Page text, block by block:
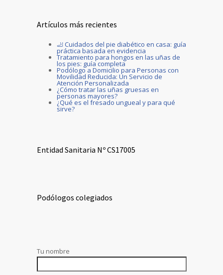
Artículos más recientes
🦶 Cuidados del pie diabético en casa: guía
práctica basada en evidencia
Tratamiento para hongos en las uñas de
los pies: guía completa
Podólogo a Domicilio para Personas con
Movilidad Reducida: Un Servicio de
Atención Personalizada
¿Cómo tratar las uñas gruesas en
personas mayores?
¿Qué es el fresado ungueal y para qué
sirve?
Entidad Sanitaria Nº CS17005
Podólogos colegiados
Tu nombre